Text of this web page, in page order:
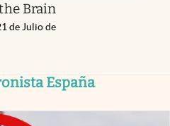
Brain
de Julio de
España